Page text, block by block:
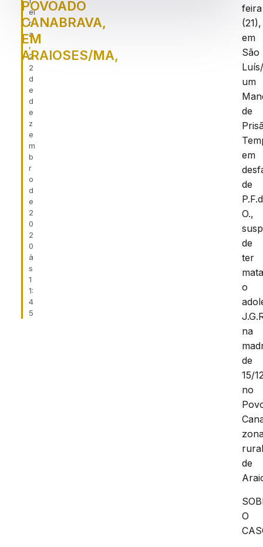
ei
r
a
,
2
2
d
e
d
e
z
e
m
b
r
o
d
e
2
0
2
0
à
s
1
1:
4
5
POVOADO
CANABRAVA,
EM
ARAIOSES/MA,
feira
(21),
em
São
um
de
em
de
O.,
de
ter
o
na
de
15/
no
de
O